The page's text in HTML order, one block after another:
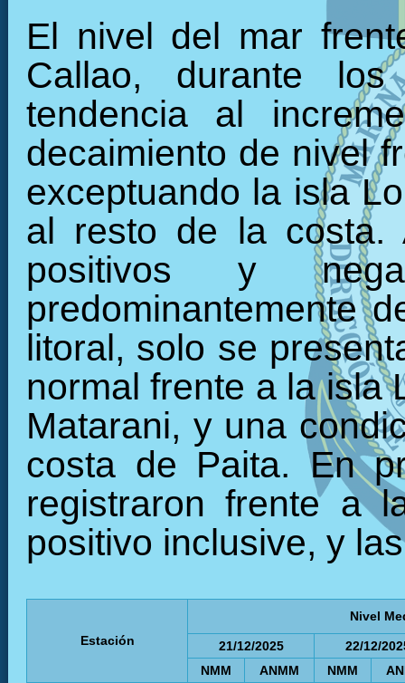
El nivel del mar
Callao, durante
tendencia al
decaimiento de nivel
exceptuando la isla
al resto de la costa.
positivos y
predominantemente
litoral, solo se
normal frente a la isla
Matarani, y una
costa de Paita. En
registraron frente a
positivo inclusive, y
Estación
Nivel
21/12/2025
22/12/
NMM
ANMM NMM